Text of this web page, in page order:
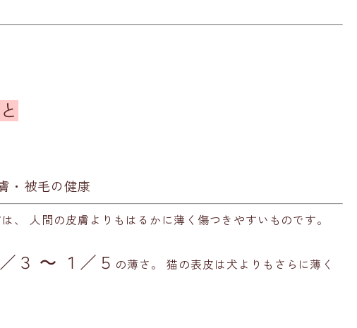
・被毛の健康
、 人間の皮膚よりもはるかに薄く傷つきやすいものです。
／３ ～ １／５ の薄さ。 猫の表皮は犬よりもさらに薄く